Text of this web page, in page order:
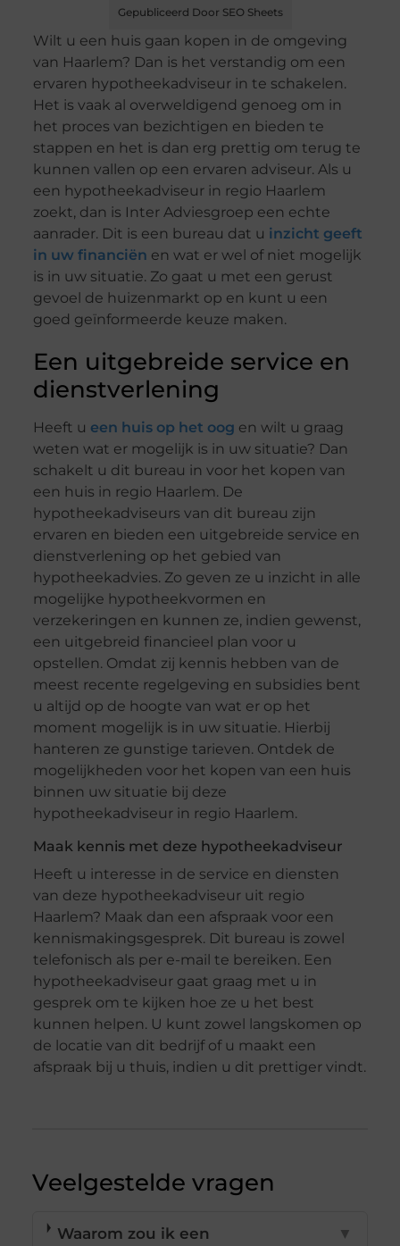
Gepubliceerd Door SEO Sheets
Wilt u een huis gaan kopen in de omgeving
van Haarlem? Dan is het verstandig om een
ervaren hypotheekadviseur in te schakelen.
Het is vaak al overweldigend genoeg om in
het proces van bezichtigen en bieden te
stappen en het is dan erg prettig om terug te
kunnen vallen op een ervaren adviseur. Als u
een hypotheekadviseur in regio Haarlem
zoekt, dan is Inter Adviesgroep een echte
aanrader. Dit is een bureau dat u inzicht geeft
in uw financiën en wat er wel of niet mogelijk
is in uw situatie. Zo gaat u met een gerust
gevoel de huizenmarkt op en kunt u een
goed geïnformeerde keuze maken.
Een uitgebreide service en
dienstverlening
Heeft u een huis op het oog en wilt u graag
weten wat er mogelijk is in uw situatie? Dan
schakelt u dit bureau in voor het kopen van
een huis in regio Haarlem. De
hypotheekadviseurs van dit bureau zijn
ervaren en bieden een uitgebreide service en
dienstverlening op het gebied van
hypotheekadvies. Zo geven ze u inzicht in alle
mogelijke hypotheekvormen en
verzekeringen en kunnen ze, indien gewenst,
een uitgebreid financieel plan voor u
opstellen. Omdat zij kennis hebben van de
meest recente regelgeving en subsidies bent
u altijd op de hoogte van wat er op het
moment mogelijk is in uw situatie. Hierbij
hanteren ze gunstige tarieven. Ontdek de
mogelijkheden voor het kopen van een huis
binnen uw situatie bij deze
hypotheekadviseur in regio Haarlem.
Maak kennis met deze hypotheekadviseur
Heeft u interesse in de service en diensten
van deze hypotheekadviseur uit regio
Haarlem? Maak dan een afspraak voor een
kennismakingsgesprek. Dit bureau is zowel
telefonisch als per e-mail te bereiken. Een
hypotheekadviseur gaat graag met u in
gesprek om te kijken hoe ze u het best
kunnen helpen. U kunt zowel langskomen op
de locatie van dit bedrijf of u maakt een
afspraak bij u thuis, indien u dit prettiger vindt.
Veelgestelde vragen
Waarom zou ik een
▼